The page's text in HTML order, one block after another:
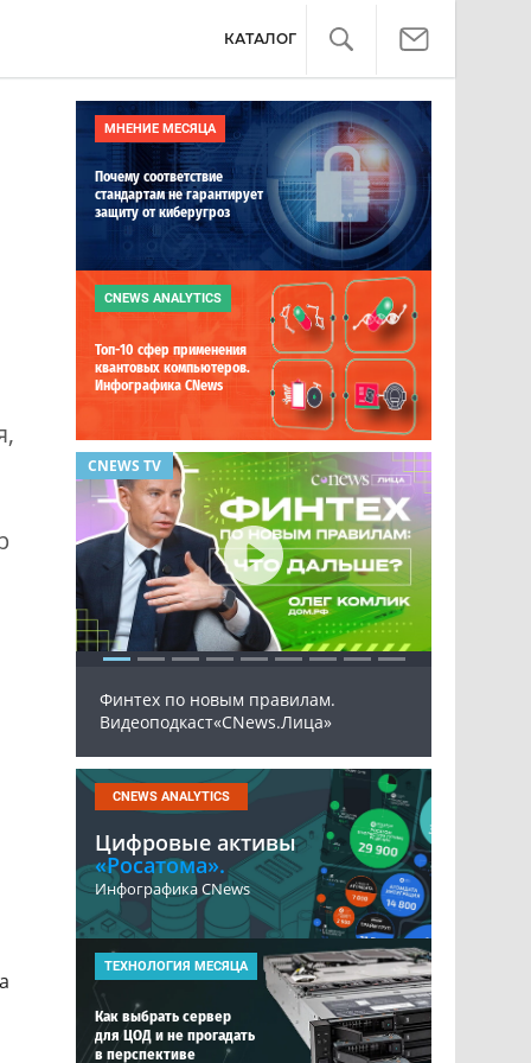
КАТАЛОГ
МНЕНИЕ МЕСЯЦА
Почему соответствие
стандартам не гарантирует
защиту от киберугроз
CNEWS ANALYTICS
Топ-10 сфер применения
квантовых компьютеров.
Инфографика CNews
CNEWS TV
Финтех по новым правилам.
Видеоподкаст«CNews.Лица»
CNEWS ANALYTICS
Цифровые активы
«Росатома».
Инфографика CNews
ТЕХНОЛОГИЯ МЕСЯЦА
Как выбрать сервер
для ЦОД и не прогадать
в перспективе